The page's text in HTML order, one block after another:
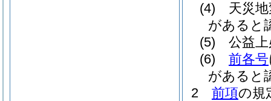
(4)
天災
があると
(5)
公益
(6)
前各号
があると
2
前項の規